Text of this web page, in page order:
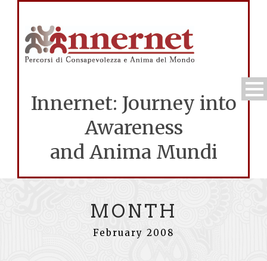
Innernet: Journey into
Awareness
and Anima Mundi
MONTH
February 2008